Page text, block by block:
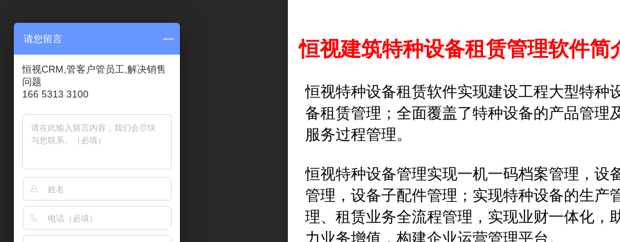
恒视建筑特种设备租赁管理软件简
恒视特种设备租赁软件实现建设工程大型特种
备租赁管理；全面覆盖了特种设备的产品管理
服务过程管理。
恒视特种设备管理实现一机一码档案管理，设
管理，设备子配件管理；实现特种设备的生产
理、租赁业务全流程管理，实现业财一体化，
力业务增值，构建企业运营管理平台。
请您留言
恒视CRM,管客户管员工,解决销售
问题
166 5313 3100